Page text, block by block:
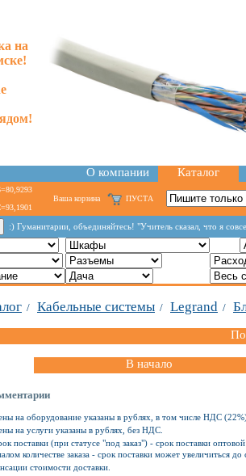
на
О компании Каталог
Ваша корзина ПУСТА
:) Гуманитарии, объединяйтесь! "Учитель сказал, что я
/ Кабельные системы / Legrand /
В начало
на оборудование указаны в рублях, в том числе НДС
на услуги указаны в рублях, без НДС.
поставки (при статусе "под заказ") - срок поставки
количестве заказа - срок поставки может увеличиться
стоимости доставки.